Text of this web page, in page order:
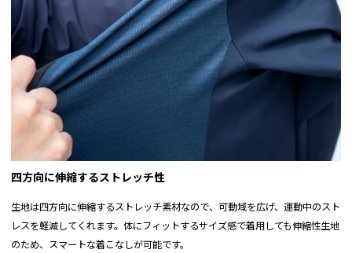
四方向に伸縮するストレッチ性
生地は四方向に伸縮するストレッチ素材なので、可動域を広げ、運動中のスト
レスを軽減してくれます。体にフィットするサイズ感で着用しても伸縮性生地
のため、スマートな着こなしが可能です。